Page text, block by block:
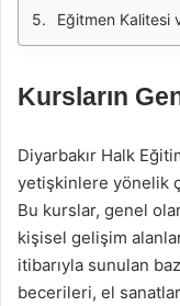
Eğitmen Kalitesi
Kursların
Diyarbakır Halk
yetişkinlere yönelik
Bu kurslar, genel
kişisel gelişim
itibarıyla sunulan
becerileri, el